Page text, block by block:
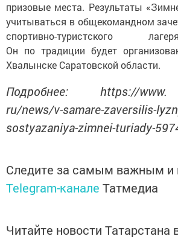
призовые места. Результаты
учитываться в общекомандном
спортивно-туристского
Он по традиции будет
Хвалынске Саратовской области.
Подробнее: https://
ru/news/v-samare-zaversilis-
sostyazaniya-zimnei-turiady-
Следите за самым важным и
Telegram-канале Татмедиа
Читайте новости Татарстана